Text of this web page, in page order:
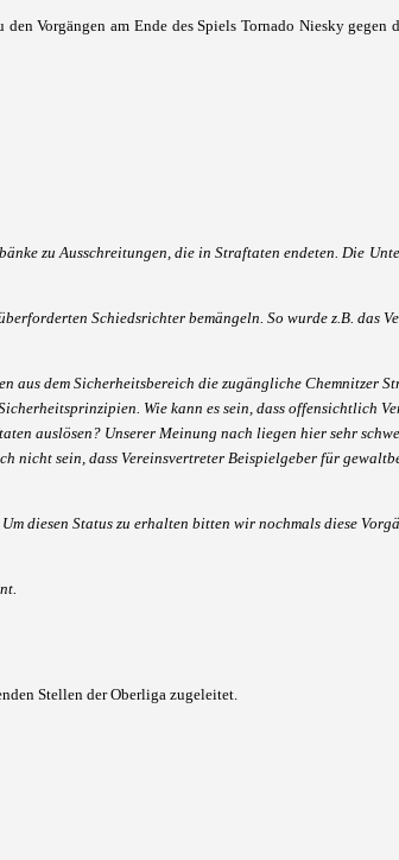
Vorgängen am Ende des Spiels Tornado Niesky gegen
zu Ausschreitungen, die in Straftaten endeten. Die
Schiedsrichter bemängeln. So wurde z.B. das
aus dem Sicherheitsbereich die zugängliche Chemnitzer
Wie kann es sein, dass offensichtlich
auslösen? Unserer Meinung nach liegen hier sehr
nicht sein, dass Vereinsvertreter Beispielgeber für
diesen Status zu erhalten bitten wir nochmals diese
Stellen der Oberliga zugeleitet.